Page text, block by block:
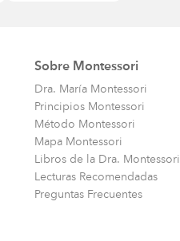
Sobre Montessori
Dra. María Montessori
Principios Montessori
Método Montessori
Mapa Montessori
Libros de la Dra. Montessori
Lecturas Recomendadas
Preguntas Frecuentes